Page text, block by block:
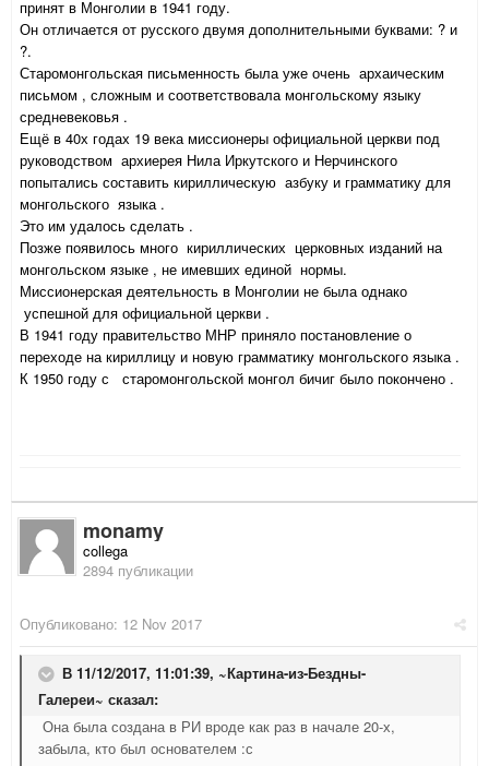
принят в Монголии в 1941 году.
Он отличается от русского двумя дополнительными буквами: ? и
?.
Старомонгольская письменность была уже очень архаическим
письмом , сложным и соответствовала монгольскому языку
средневековья .
Ещё в 40х годах 19 века миссионеры официальной церкви под
руководством архиерея Нила Иркутского и Нерчинского
попытались составить кириллическую азбуку и грамматику для
монгольского языка .
Это им удалось сделать .
Позже появилось много кириллических церковных изданий на
монгольском языке , не имевших единой нормы.
Миссионерская деятельность в Монголии не была однако
успешной для официальной церкви .
В 1941 году правительство МНР приняло постановление о
переходе на кириллицу и новую грамматику монгольского языка .
К 1950 году с старомонгольской монгол бичиг было покончено .
monamy
collega
2894 публикации
Опубликовано: 12 Nov 2017
В 11/12/2017, 11:01:39, ~Картина-из-Бездны-
Галереи~ сказал:
Она была создана в РИ вроде как раз в начале 20-х,
забыла, кто был основателем :с